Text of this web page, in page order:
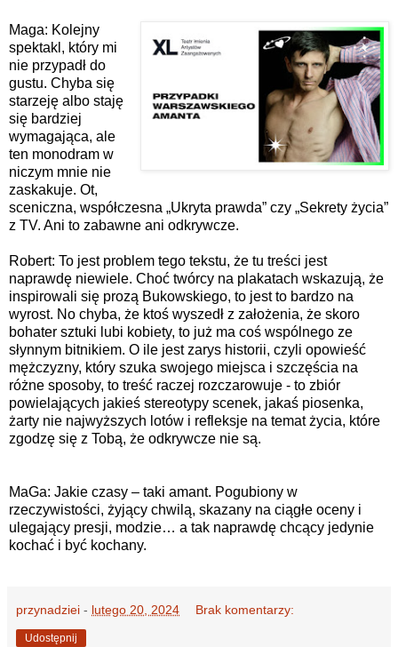
Maga: Kolejny
spektakl, który mi
nie przypadł do
gustu. Chyba się
starzeję albo staję
się bardziej
wymagająca, ale
ten monodram w
niczym mnie nie
zaskakuje. Ot,
sceniczna, współczesna „Ukryta prawda” czy „Sekrety życia”
z TV. Ani to zabawne ani odkrywcze.
Robert: To jest problem tego tekstu, że tu treści jest
naprawdę niewiele. Choć twórcy na plakatach wskazują, że
inspirowali się prozą Bukowskiego, to jest to bardzo na
wyrost. No chyba, że ktoś wyszedł z założenia, że skoro
bohater sztuki lubi kobiety, to już ma coś wspólnego ze
słynnym bitnikiem. O ile jest zarys historii, czyli opowieść
mężczyzny, który szuka swojego miejsca i szczęścia na
różne sposoby, to treść raczej rozczarowuje - to zbiór
powielających jakieś stereotypy scenek, jakaś piosenka,
żarty nie najwyższych lotów i refleksje na temat życia, które
zgodzę się z Tobą, że odkrywcze nie są.
MaGa: Jakie czasy – taki amant. Pogubiony w
rzeczywistości, żyjący chwilą, skazany na ciągłe oceny i
ulegający presji, modzie… a tak naprawdę chcący jedynie
kochać i być kochany.
przynadziei - lutego 20, 2024 Brak komentarzy:
Udostępnij